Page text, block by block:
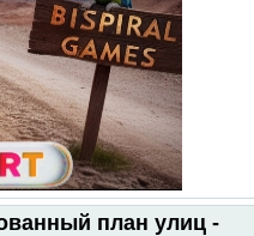
план улиц -